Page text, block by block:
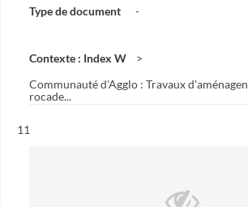
Type de document -
Contexte : Index W
Communauté d'Agglo : Travaux
rocade...
Résultat n°
11